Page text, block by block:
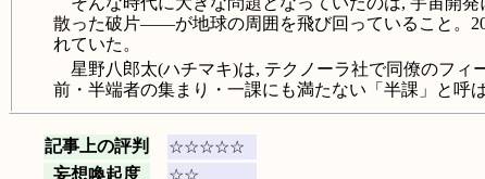
散った破片――が地球の周囲を飛び回っていること。
れていた。
星野八郎太(ハチマキ)は, テクノーラ社で同僚のフィ
前・半端者の集まり・一課にも満たない「半課」と呼
記事上の評判
☆☆☆☆☆
妄想喚起度